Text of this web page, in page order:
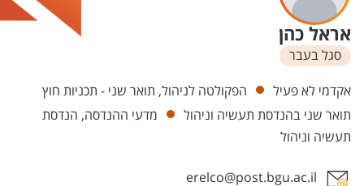
אראל כהן
סגל בעבר
יחידות
אקדמי לא פעיל
הפקולטה לניהול, תואר שני - תכניות חוץ
תואר שני בהנדסת תעשיה וניהול
מדעי ההנדסה, הנדסת
תעשיה וניהול
erelco@post.bgu.ac.il